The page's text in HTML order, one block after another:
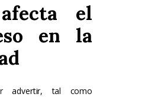
el
en la
advertir, tal como